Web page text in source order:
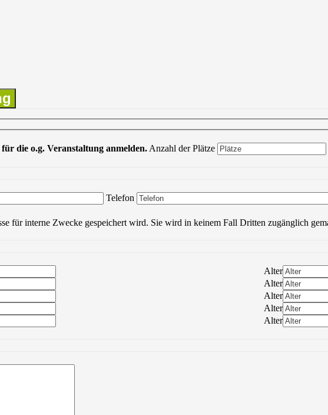
die o.g. Veranstaltung anmelden. Anzahl der Plätze
Bitte lasse dieses Feld leer.
Telefon
für interne Zwecke gespeichert wird. Sie wird in keinem Fall Dritten zugänglich
Alter
Alter
Alter
Alter
Alter